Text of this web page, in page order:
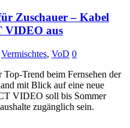
Zuschauer – Kabel
VIDEO aus
Vermischtes, VoD 0
Top-Trend beim Fernsehen der
mit Blick auf eine neue
VIDEO soll bis Sommer
zugänglich sein.